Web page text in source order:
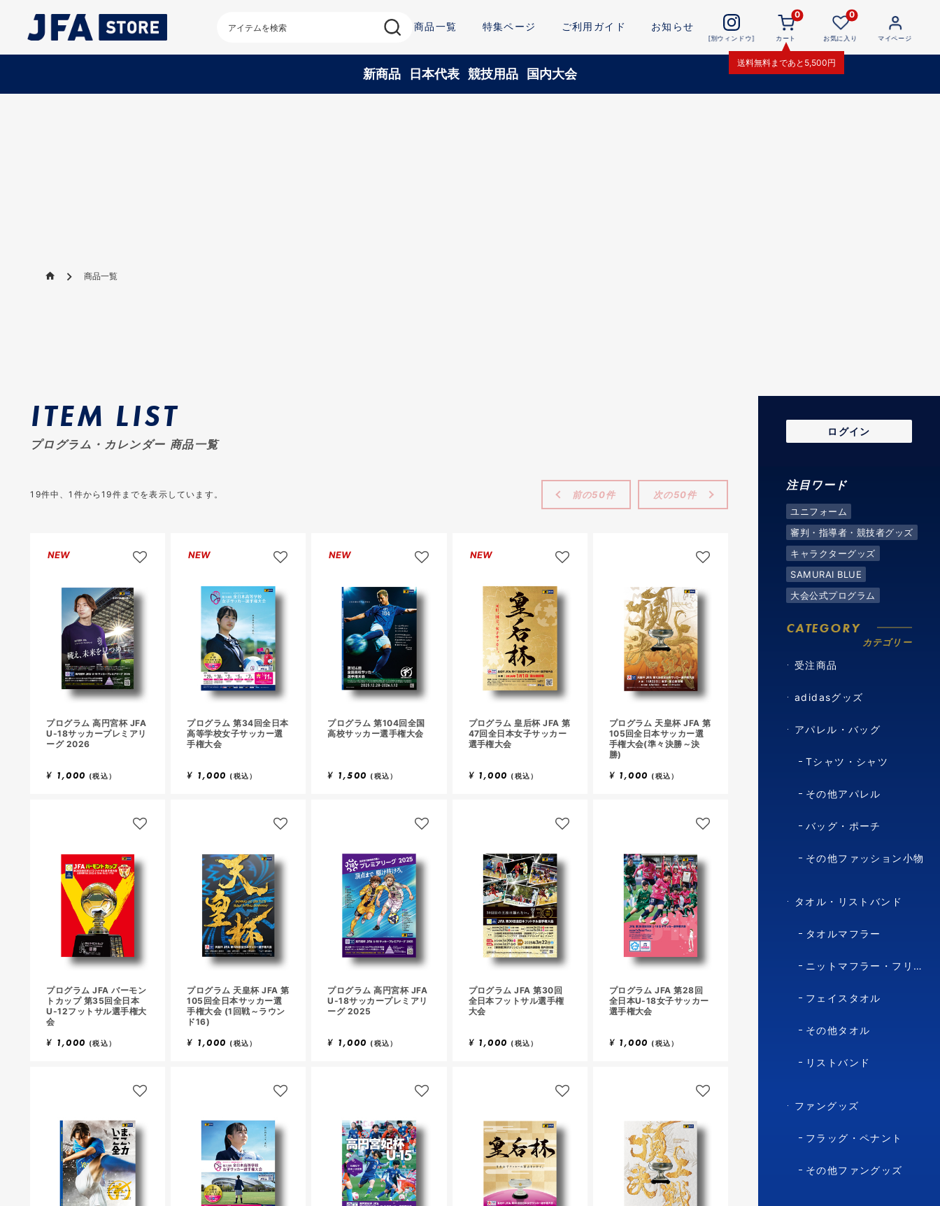
商品一覧 特集ページ ご利用ガイド お知らせ
[別ウィンドウ]
0
カート
送料無料まであと 5,500円
0
お気に入り マイページ
新商品 日本代表 競技用品 国内大会
商品一覧
ITEM LIST
プログラム・カレンダー 商品一覧
19件中、1 件から19件までを表示しています。 前の50件 次の50件
NEW
プログラム 高円宮杯 JFA
U-18サッカープレミアリ
ーグ 2026
¥ 1,000 (税込）
NEW
プログラム 第34回全日本
高等学校女子サッカー選
手権大会
¥ 1,000 (税込）
NEW
プログラム 第104回全国
高校サッカー選手権大会
¥ 1,500 (税込）
NEW
プログラム 皇后杯 JFA 第
47回全日本女子サッカー
選手権大会
¥ 1,000 (税込）
プログラム 天皇杯 JFA 第
105回全日本サッカー選
手権大会(準々決勝～決
勝)
¥ 1,000 (税込）
プログラム JFA バーモン
トカップ 第35回全日本
U-12フットサル選手権大
会
¥ 1,000 (税込）
プログラム 天皇杯 JFA 第
105回全日本サッカー選
手権大会 (1回戦～ラウン
ド16)
¥ 1,000 (税込）
プログラム 高円宮杯 JFA
U-18サッカープレミアリ
ーグ 2025
¥ 1,000 (税込）
プログラム JFA 第30回
全日本フットサル選手権
大会
¥ 1,000 (税込）
プログラム JFA 第28回
全日本U-18女子サッカー
選手権大会
¥ 1,000 (税込）
ログイン
注目ワード
ユニフォーム
審判・指導者・競技者グッズ
キャラクターグッズ
SAMURAI BLUE
大会公式プログラム
CATEGORY
カテゴリー
受注商品
adidasグッズ
アパレル・バッグ
Tシャツ・シャツ
その他アパレル
バッグ・ポーチ
その他ファッション小物
タオル・リストバンド
タオルマフラー
ニットマフラー・フリースマフラー
フェイスタオル
その他タオル
リストバンド
ファングッズ
フラッグ・ペナント
その他ファングッズ